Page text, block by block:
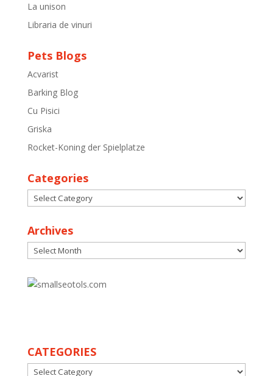
La unison
Libraria de vinuri
Pets Blogs
Acvarist
Barking Blog
Cu Pisici
Griska
Rocket-Koning der Spielplatze
Categories
Categories
Archives
Archives
CATEGORIES
CATEGORIES